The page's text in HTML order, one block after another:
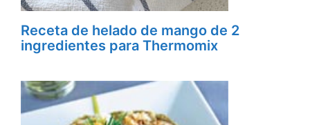
Receta de helado de mango de 2
ingredientes para Thermomix